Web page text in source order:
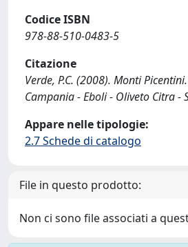
Codice ISBN
978-88-510-0483-5
Citazione
Verde, P.C. (2008). Monti
Campania - Eboli - Oliveto Citra -
Appare nelle tipologie:
2.7 Schede di catalogo
File in questo prodotto:
Non ci sono file associati a